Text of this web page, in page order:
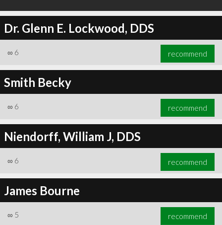
Dr. Glenn E. Lockwood, DDS
∞ 6 recommend
Smith Becky
∞ 6 recommend
Niendorff, William J, DDS
∞ 6 recommend
James Bourne
∞ 5 recommend